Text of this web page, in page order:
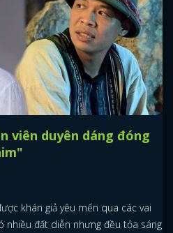
viên duyên dáng đóng
khán giả yêu mến qua các vai
nhiều đất diễn nhưng đều tỏa sáng